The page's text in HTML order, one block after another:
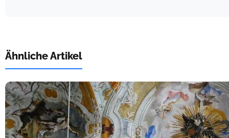
Ähnliche Artikel